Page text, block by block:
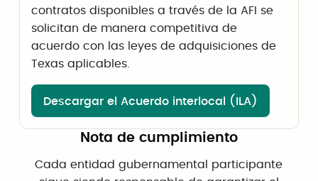
contratos disponibles a través de la AFI se
solicitan de manera competitiva de
acuerdo con las leyes de adquisiciones de
Texas aplicables.
Descargar el Acuerdo interlocal (ILA)
Nota de cumplimiento
Cada entidad gubernamental participante